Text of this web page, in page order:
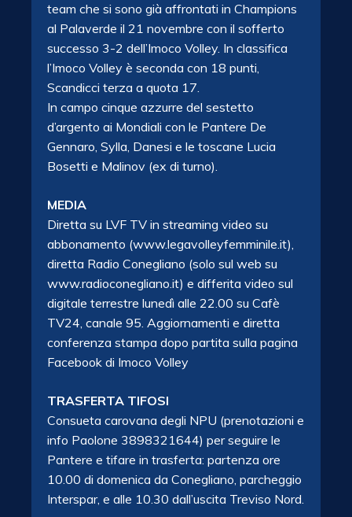
team che si sono già affrontati in Champions
al Palaverde il 21 novembre con il sofferto
successo 3-2 dell’Imoco Volley. In classifica
l’Imoco Volley è seconda con 18 punti,
Scandicci terza a quota 17.
In campo cinque azzurre del sestetto
d’argento ai Mondiali con le Pantere De
Gennaro, Sylla, Danesi e le toscane Lucia
Bosetti e Malinov (ex di turno).
MEDIA
Diretta su LVF TV in streaming video su
abbonamento (www.legavolleyfemminile.it),
diretta Radio Conegliano (solo sul web su
www.radioconegliano.it) e differita video sul
digitale terrestre lunedì alle 22.00 su Cafè
TV24, canale 95. Aggiornamenti e diretta
conferenza stampa dopo partita sulla pagina
Facebook di Imoco Volley
TRASFERTA TIFOSI
Consueta carovana degli NPU (prenotazioni e
info Paolone 3898321644) per seguire le
Pantere e tifare in trasferta: partenza ore
10.00 di domenica da Conegliano, parcheggio
Interspar, e alle 10.30 dall’uscita Treviso Nord.